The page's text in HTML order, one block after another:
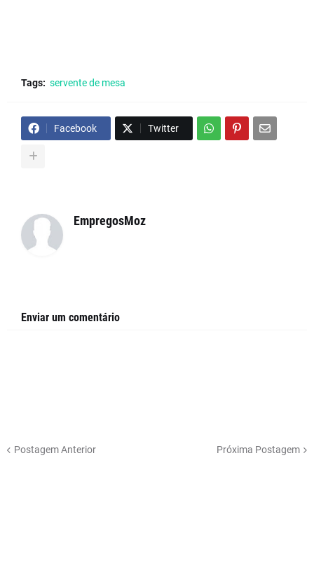
Tags: servente de mesa
Facebook Twitter
EmpregosMoz
Enviar um comentário
Postagem Anterior Próxima Postagem